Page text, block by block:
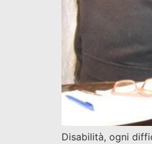
Disabilità, ogni